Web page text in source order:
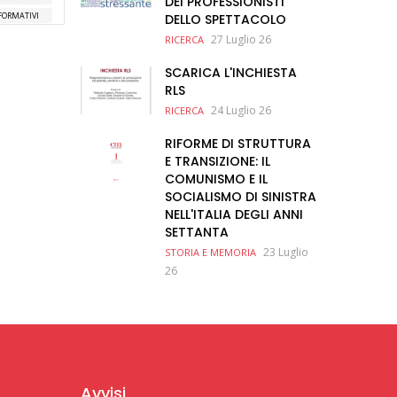
DELLO SPETTACOLO
RICERCA 27 Luglio 26
SCARICA L'INCHIESTA
RLS
RICERCA 24 Luglio 26
RIFORME DI STRUTTURA
E TRANSIZIONE: IL
COMUNISMO E IL
SOCIALISMO DI SINISTRA
NELL'ITALIA DEGLI ANNI
SETTANTA
STORIA E MEMORIA 23 Luglio
26